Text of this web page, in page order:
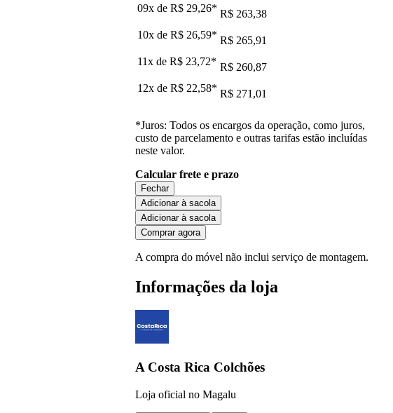
09x de R$ 29,26* R$ 263,38
10x de R$ 26,59* R$ 265,91
11x de R$ 23,72* R$ 260,87
12x de R$ 22,58* R$ 271,01
*Juros: Todos os encargos da operação, como juros,
custo de parcelamento e outras tarifas estão incluídas
neste valor.
Calcular frete e prazo
Fechar
Adicionar à sacola
Adicionar à sacola
Comprar agora
A compra do móvel não inclui serviço de montagem.
Informações da loja
A Costa Rica Colchões
Loja oficial no Magalu